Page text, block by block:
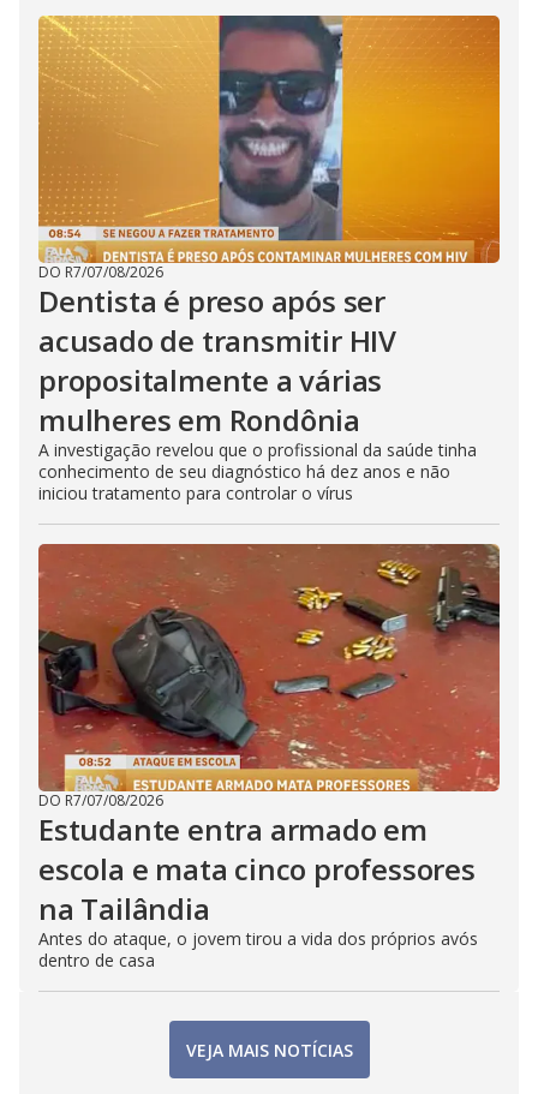
DO R7/07/08/2026
Dentista é preso após ser
acusado de transmitir HIV
propositalmente a várias
mulheres em Rondônia
A investigação revelou que o profissional da saúde tinha
conhecimento de seu diagnóstico há dez anos e não
iniciou tratamento para controlar o vírus
DO R7/07/08/2026
Estudante entra armado em
escola e mata cinco professores
na Tailândia
Antes do ataque, o jovem tirou a vida dos próprios avós
dentro de casa
VEJA MAIS NOTÍCIAS